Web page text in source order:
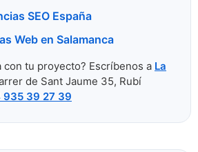
SEO España
Web en Salamanca
con tu proyecto? Escríbenos a La
de Sant Jaume 35, Rubí
935 39 27 39